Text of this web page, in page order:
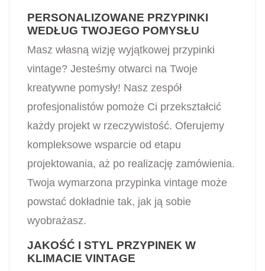
PERSONALIZOWANE PRZYPINKI
WEDŁUG TWOJEGO POMYSŁU
Masz własną wizję wyjątkowej przypinki
vintage? Jesteśmy otwarci na Twoje
kreatywne pomysły! Nasz zespół
profesjonalistów pomoże Ci przekształcić
każdy projekt w rzeczywistość. Oferujemy
kompleksowe wsparcie od etapu
projektowania, aż po realizację zamówienia.
Twoja wymarzona przypinka vintage może
powstać dokładnie tak, jak ją sobie
wyobrażasz.
JAKOŚĆ I STYL PRZYPINEK W
KLIMACIE VINTAGE